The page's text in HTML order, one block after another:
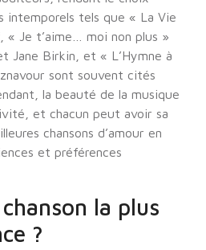
intemporels tels que « La Vie
« Je t’aime… moi non plus »
Jane Birkin, et « L’Hymne à
sont souvent cités
la beauté de la musique
et chacun peut avoir sa
chansons d’amour en
et préférences
la plus
?